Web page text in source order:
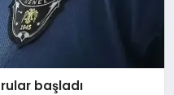
başladı